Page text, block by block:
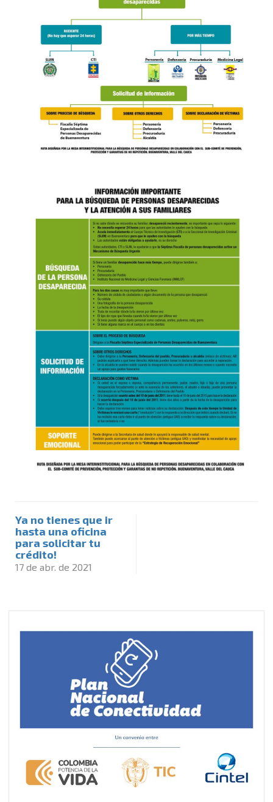
Ya no tienes que ir
hasta una oficina
para solicitar tu
crédito!
17 de abr. de 2021